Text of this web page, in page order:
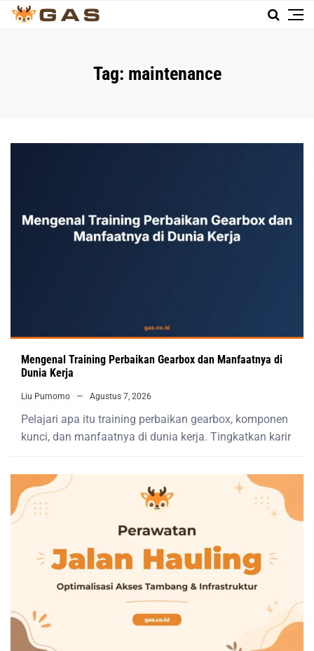
Tag: maintenance
Mengenal Training Perbaikan Gearbox dan Manfaatnya di
Dunia Kerja
Liu Purnomo Agustus 7, 2026
Pelajari apa itu training perbaikan gearbox, komponen
kunci, dan manfaatnya di dunia kerja. Tingkatkan karir